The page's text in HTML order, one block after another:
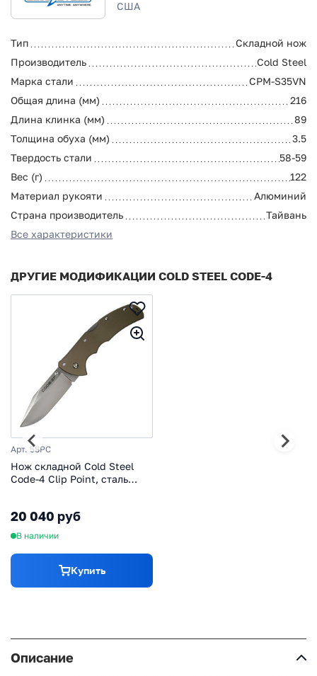
США
Тип
Складной нож
Производитель
Cold Steel
Марка стали
CPM-S35VN
Общая длина (мм)
216
Длина клинка (мм)
89
Толщина обуха (мм)
3.5
Твердость стали
58-59
Вес (г)
122
Материал рукояти
Алюминий
Страна производитель
Тайвань
Все характеристики
ДРУГИЕ МОДИФИКАЦИИ COLD STEEL CODE-4
Арт. 58PC
Нож складной Cold Steel
Code-4 Clip Point, сталь
20 040 руб
В наличии
Купить
Описание